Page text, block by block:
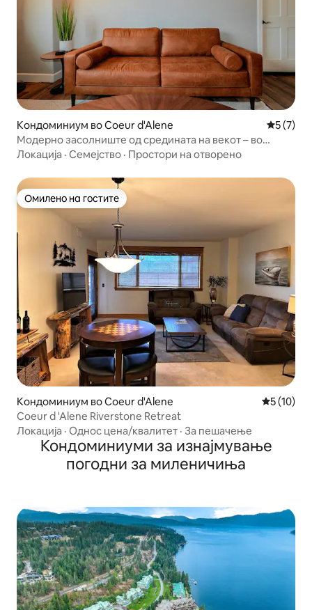
Кондоминиум во Coeur d'Alene
5 (7)
Модерно засолниште од средината на векот – во
срцето на CDA
Локација · Семејство · Простори на отворено
Омилено на гостите
Омилено на гостите
Кондоминиум во Coeur d'Alene Просечна
5 (10)
Coeur d 'Alene Riverstone Retreat
Локација · Однос цена/квалитет · За пешачење
Кондоминиуми за изнајмување
погодни за миленичиња